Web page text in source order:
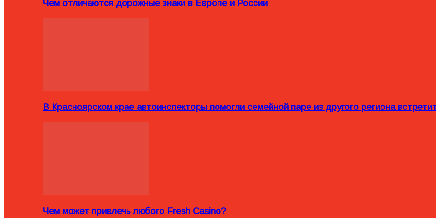
Чем отличаются дорожные знаки в Европе и России
В Красноярском крае автоинспекторы помогли семейной паре из другого региона
Чем может привлечь любого Fresh Casino?